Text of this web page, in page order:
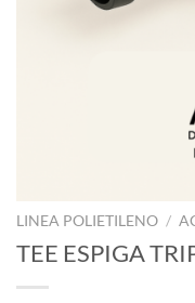
LINEA POLIETILENO /
TEE ESPIGA